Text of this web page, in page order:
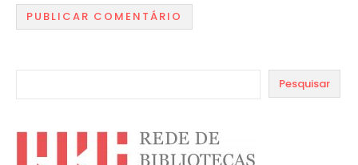
Pesquisar